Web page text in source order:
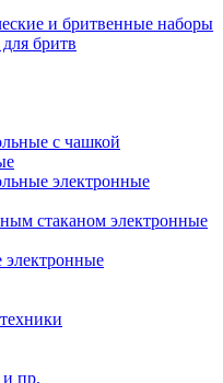
и бритвенные наборы
бритв
с чашкой
электронные
стаканом электронные
пр.